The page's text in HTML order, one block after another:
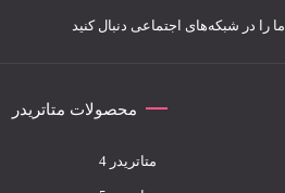
ما را در شبکه‌های اجتماعی دنبال کنید
محصولات متاتریدر
متاتريدر 4